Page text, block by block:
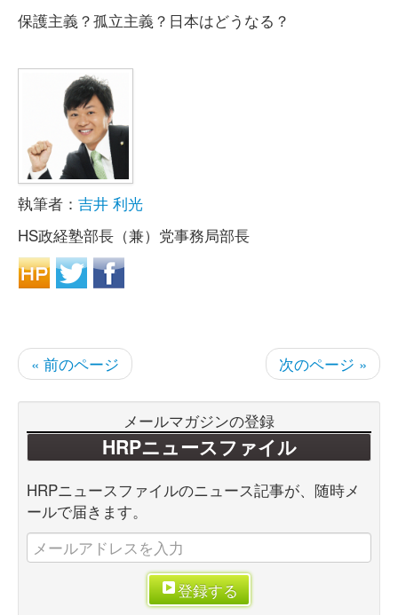
保護主義？孤立主義？日本はどうなる？
執筆者： 吉井 利光
HS政経塾部長（兼）党事務局部長
« 前のページ 次のページ »
メールマガジンの登録
HRPニュースファイル
HRPニュースファイルのニュース記事が、随時メ
ールで届きます。
登録する